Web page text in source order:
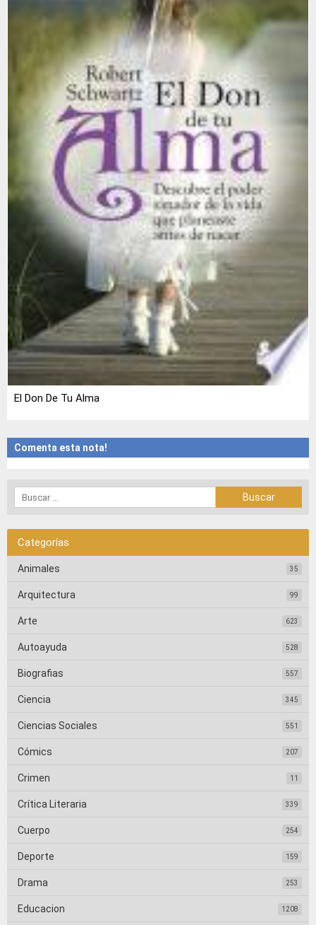
El Don De Tu Alma
Comenta esta nota!
Categorías
Animales 35
Arquitectura 99
Arte 623
Autoayuda 528
Biografias 557
Ciencia 345
Ciencias Sociales 551
Cómics 207
Crimen 11
Crítica Literaria 339
Cuerpo 254
Deporte 159
Drama 253
Educacion 1208